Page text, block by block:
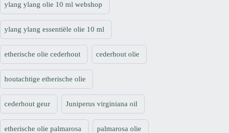
ylang ylang olie 10 ml webshop
ylang ylang essentiële olie 10 ml
etherische olie cederhout cederhout olie
houtachtige etherische olie
cederhout geur Juniperus virginiana oil
etherische olie palmarosa palmarosa olie